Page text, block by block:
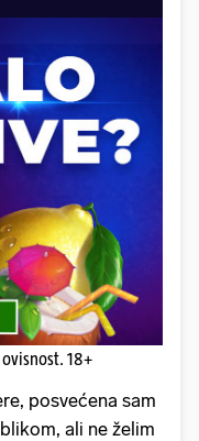
18+
posvećena sam
ali ne želim